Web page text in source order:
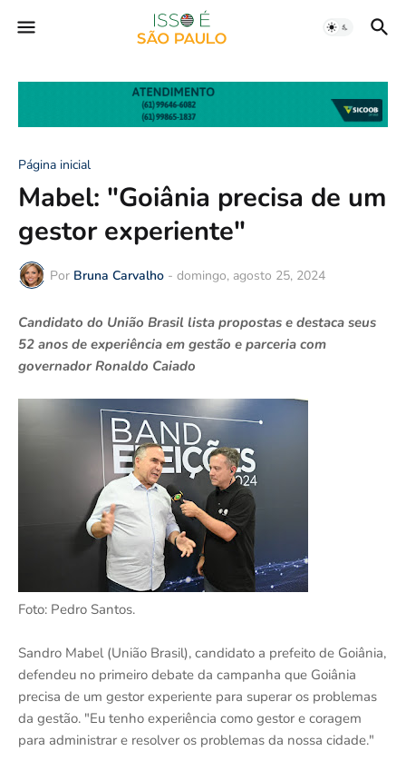
Página inicial
Mabel: "Goiânia precisa de um
gestor experiente"
Por Bruna Carvalho - domingo, agosto 25, 2024
Candidato do União Brasil lista propostas e destaca seus
52 anos de experiência em gestão e parceria com
governador Ronaldo Caiado
Foto: Pedro Santos.
Sandro Mabel (União Brasil), candidato a prefeito de Goiânia,
defendeu no primeiro debate da campanha que Goiânia
precisa de um gestor experiente para superar os problemas
da gestão. "Eu tenho experiência como gestor e coragem
para administrar e resolver os problemas da nossa cidade."